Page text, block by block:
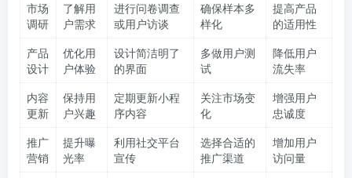
市场
调研
了解用
户需求
进行问卷调查
或用户访谈
确保样本多
样化
提高产品
的适用性
产品
设计
优化用
户体验
设计简洁明了
的界面
多做用户测
试
降低用户
流失率
内容
更新
保持用
户兴趣
定期更新小程
序内容
关注市场变
化
增强用户
忠诚度
推广
营销
提升曝
光率
利用社交平台
宣传
选择合适的
推广渠道
增加用户
访问量